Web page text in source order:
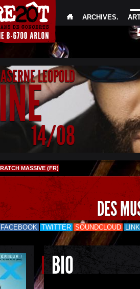
ARCHIVES.
LEOPOLD
14/08
MASSIVE (FR)
DES
FACEBOOK TWITTER SOUNDCLOUD
BIO